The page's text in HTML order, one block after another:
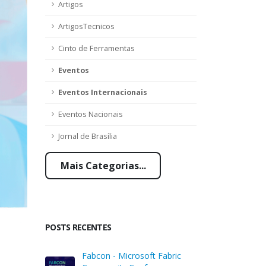
Artigos
ArtigosTecnicos
Cinto de Ferramentas
Eventos
Eventos Internacionais
Eventos Nacionais
Jornal de Brasília
Mais Categorias...
POSTS RECENTES
Fabcon - Microsoft Fabric